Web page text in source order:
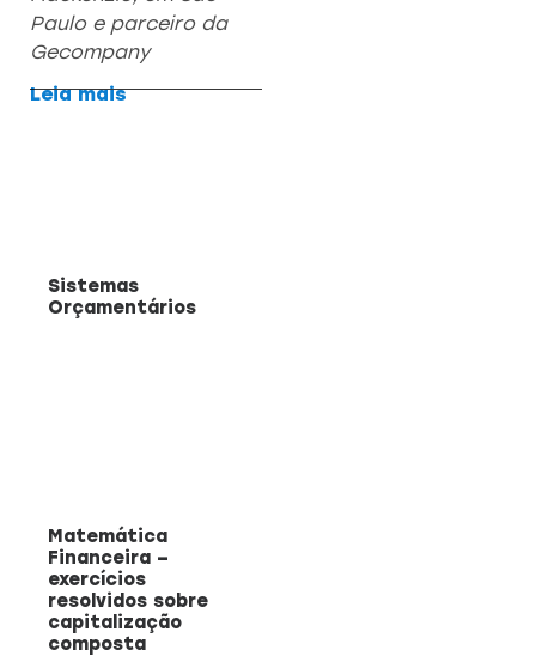
Paulo e parceiro da
Gecompany
Leia mais
Sistemas
Orçamentários
Matemática
Financeira –
exercícios
resolvidos sobre
capitalização
composta